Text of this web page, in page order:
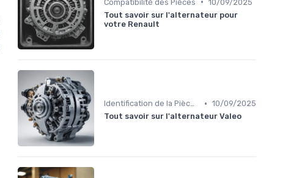
Compatibilité des Pièces
10/09/2025
Tout savoir sur l'alternateur pour
votre Renault
Identification de la Pièce Nécessaire • 10/09/2025
Tout savoir sur l'alternateur Valeo